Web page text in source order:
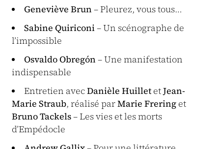
Geneviève Brun – Pleurez, vous tous…
Sabine Quiriconi– Un scénographe de
l’impossible
Osvaldo Obregón – Une manifestation
indispensable
Entretien avecDanièle Huillet etJean-
Marie Straub, réalisé parMarie Frering et
Bruno Tackels– Les vies et les morts
d’Empédocle